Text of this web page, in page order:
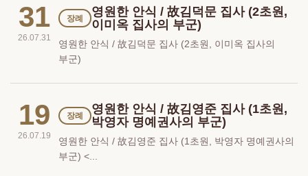
31
26.07.31
장례
영원한 안식 / 故김덕문 집사 (2초원,
이미옥 집사의 부군)
영원한 안식 / 故김덕문 집사 (2초원, 이미옥 집사의
부군)
19
26.07.19
장례
영원한 안식 / 故김영준 집사 (1초원,
박영자 명예권사의 부군)
영원한 안식 / 故김영준 집사 (1초원, 박영자 명예권사의
부군) <...